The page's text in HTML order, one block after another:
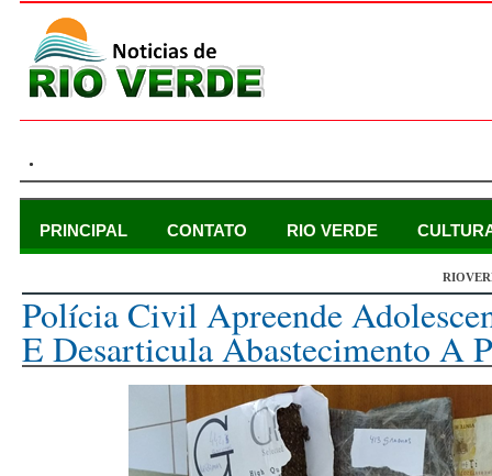
.
PRINCIPAL CONTATO RIO VERDE
Polícia Civil Apreende
E Desarticula Abastecimento A